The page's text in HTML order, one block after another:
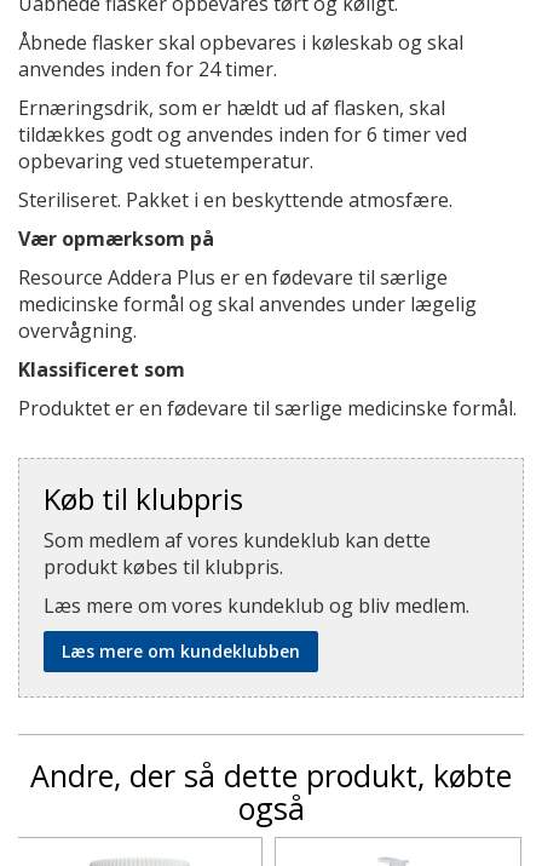
Åbnede flasker skal opbevares i køleskab og skal
anvendes inden for 24 timer.
Ernæringsdrik, som er hældt ud af flasken, skal
tildækkes godt og anvendes inden for 6 timer ved
opbevaring ved stuetemperatur.
Steriliseret. Pakket i en beskyttende atmosfære.
Vær opmærksom på
Resource Addera Plus er en fødevare til særlige
medicinske formål og skal anvendes under lægelig
overvågning.
Klassificeret som
Produktet er en fødevare til særlige medicinske formål.
Køb til klubpris
Som medlem af vores kundeklub kan dette
produkt købes til klubpris.
Læs mere om vores kundeklub og bliv medlem.
Læs mere om kundeklubben
Andre, der så dette produkt, købte
også